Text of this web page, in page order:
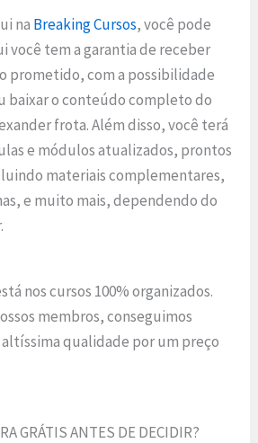
na Breaking Cursos, você pode
você tem a garantia de receber
prometido, com a possibilidade
baixar o conteúdo completo do
frota. Além disso, você terá
e módulos atualizados, prontos
materiais complementares,
e muito mais, dependendo do
nos cursos 100% organizados.
membros, conseguimos
qualidade por um preço
GRÁTIS ANTES DE DECIDIR?